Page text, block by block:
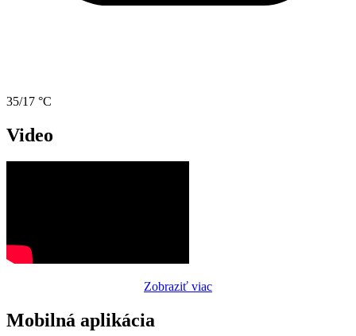
35/17 °C
Video
Zobraziť viac
Mobilná aplikácia